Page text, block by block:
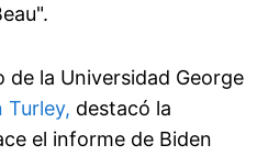
la Universidad George
Turley, destacó la
el informe de Biden